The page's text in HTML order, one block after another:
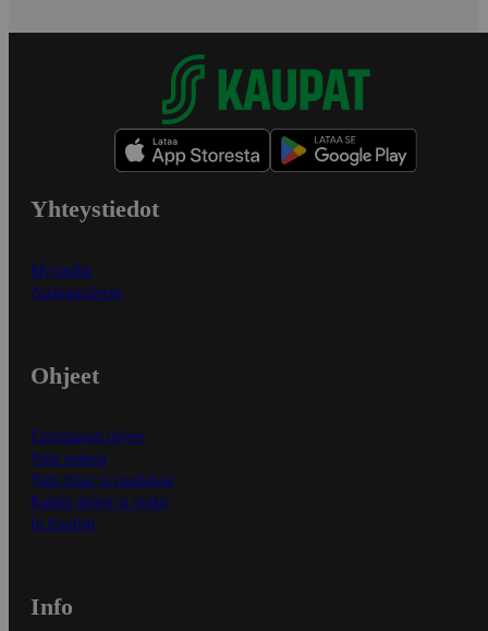
Yhteystiedot
Myymälät
Asiakaspalvelu
Ohjeet
Ensitilaajan ohjeet
Näin maksat
Näin tilaat ja muokkaat
Kaikki ohjeet ja vinkit
In English
Info